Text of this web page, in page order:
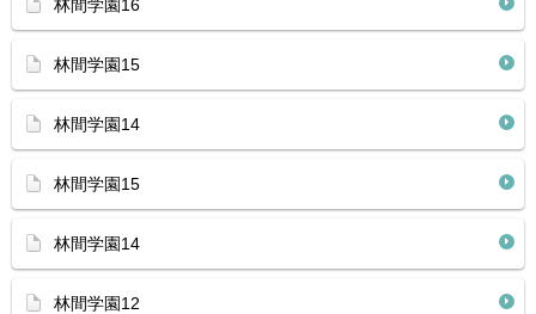
林間学園16
林間学園15
林間学園14
林間学園15
林間学園14
林間学園12